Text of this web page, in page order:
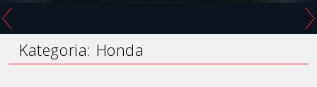
BMW
Kategoria: Honda